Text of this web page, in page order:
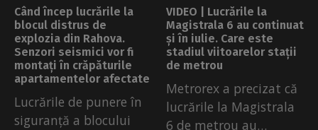
Când încep lucrările la
blocul distrus de
explozia din Rahova.
Senzori seismici vor fi
montați în crăpăturile
apartamentelor afectate
Lucrările de punere în
siguranță a blocului
VIDEO | Lucrările la
Magistrala 6 au continuat
și în iulie. Care este
stadiul viitoarelor stații
de metrou
Metrorex a precizat că
lucrările la Magistrala
6 de metrou au